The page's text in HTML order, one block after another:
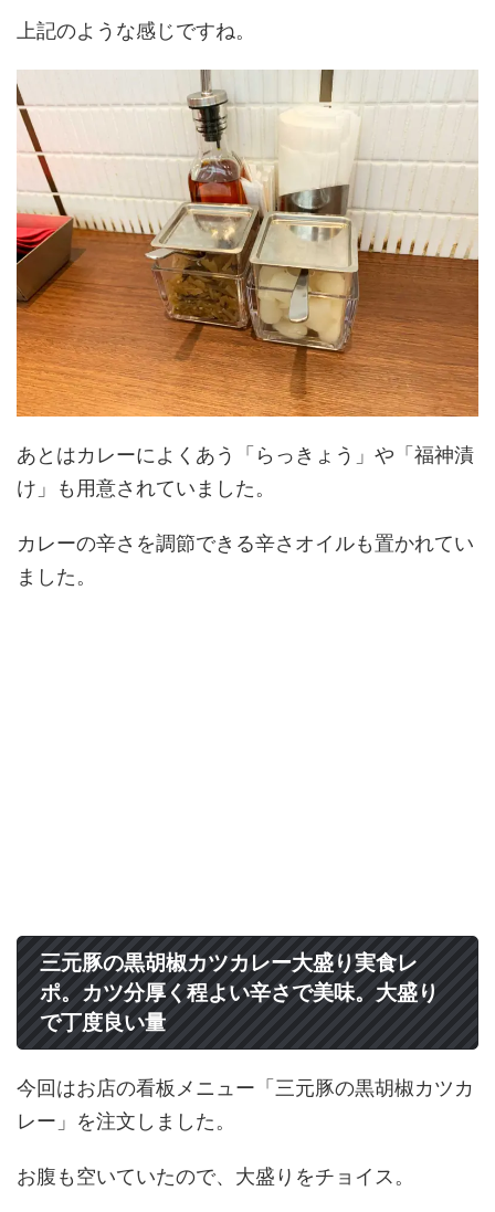
上記のような感じですね。
あとはカレーによくあう「らっきょう」や「福神漬
け」も用意されていました。
カレーの辛さを調節できる辛さオイルも置かれてい
ました。
三元豚の黒胡椒カツカレー大盛り実食レ
ポ。カツ分厚く程よい辛さで美味。大盛り
で丁度良い量
今回はお店の看板メニュー「三元豚の黒胡椒カツカ
レー」を注文しました。
お腹も空いていたので、大盛りをチョイス。